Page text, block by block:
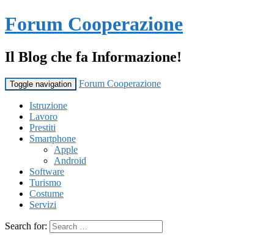
Forum Cooperazione
Il Blog che fa Informazione!
Toggle navigation Forum Cooperazione
Istruzione
Lavoro
Prestiti
Smartphone
Apple
Android
Software
Turismo
Costume
Servizi
Search for: